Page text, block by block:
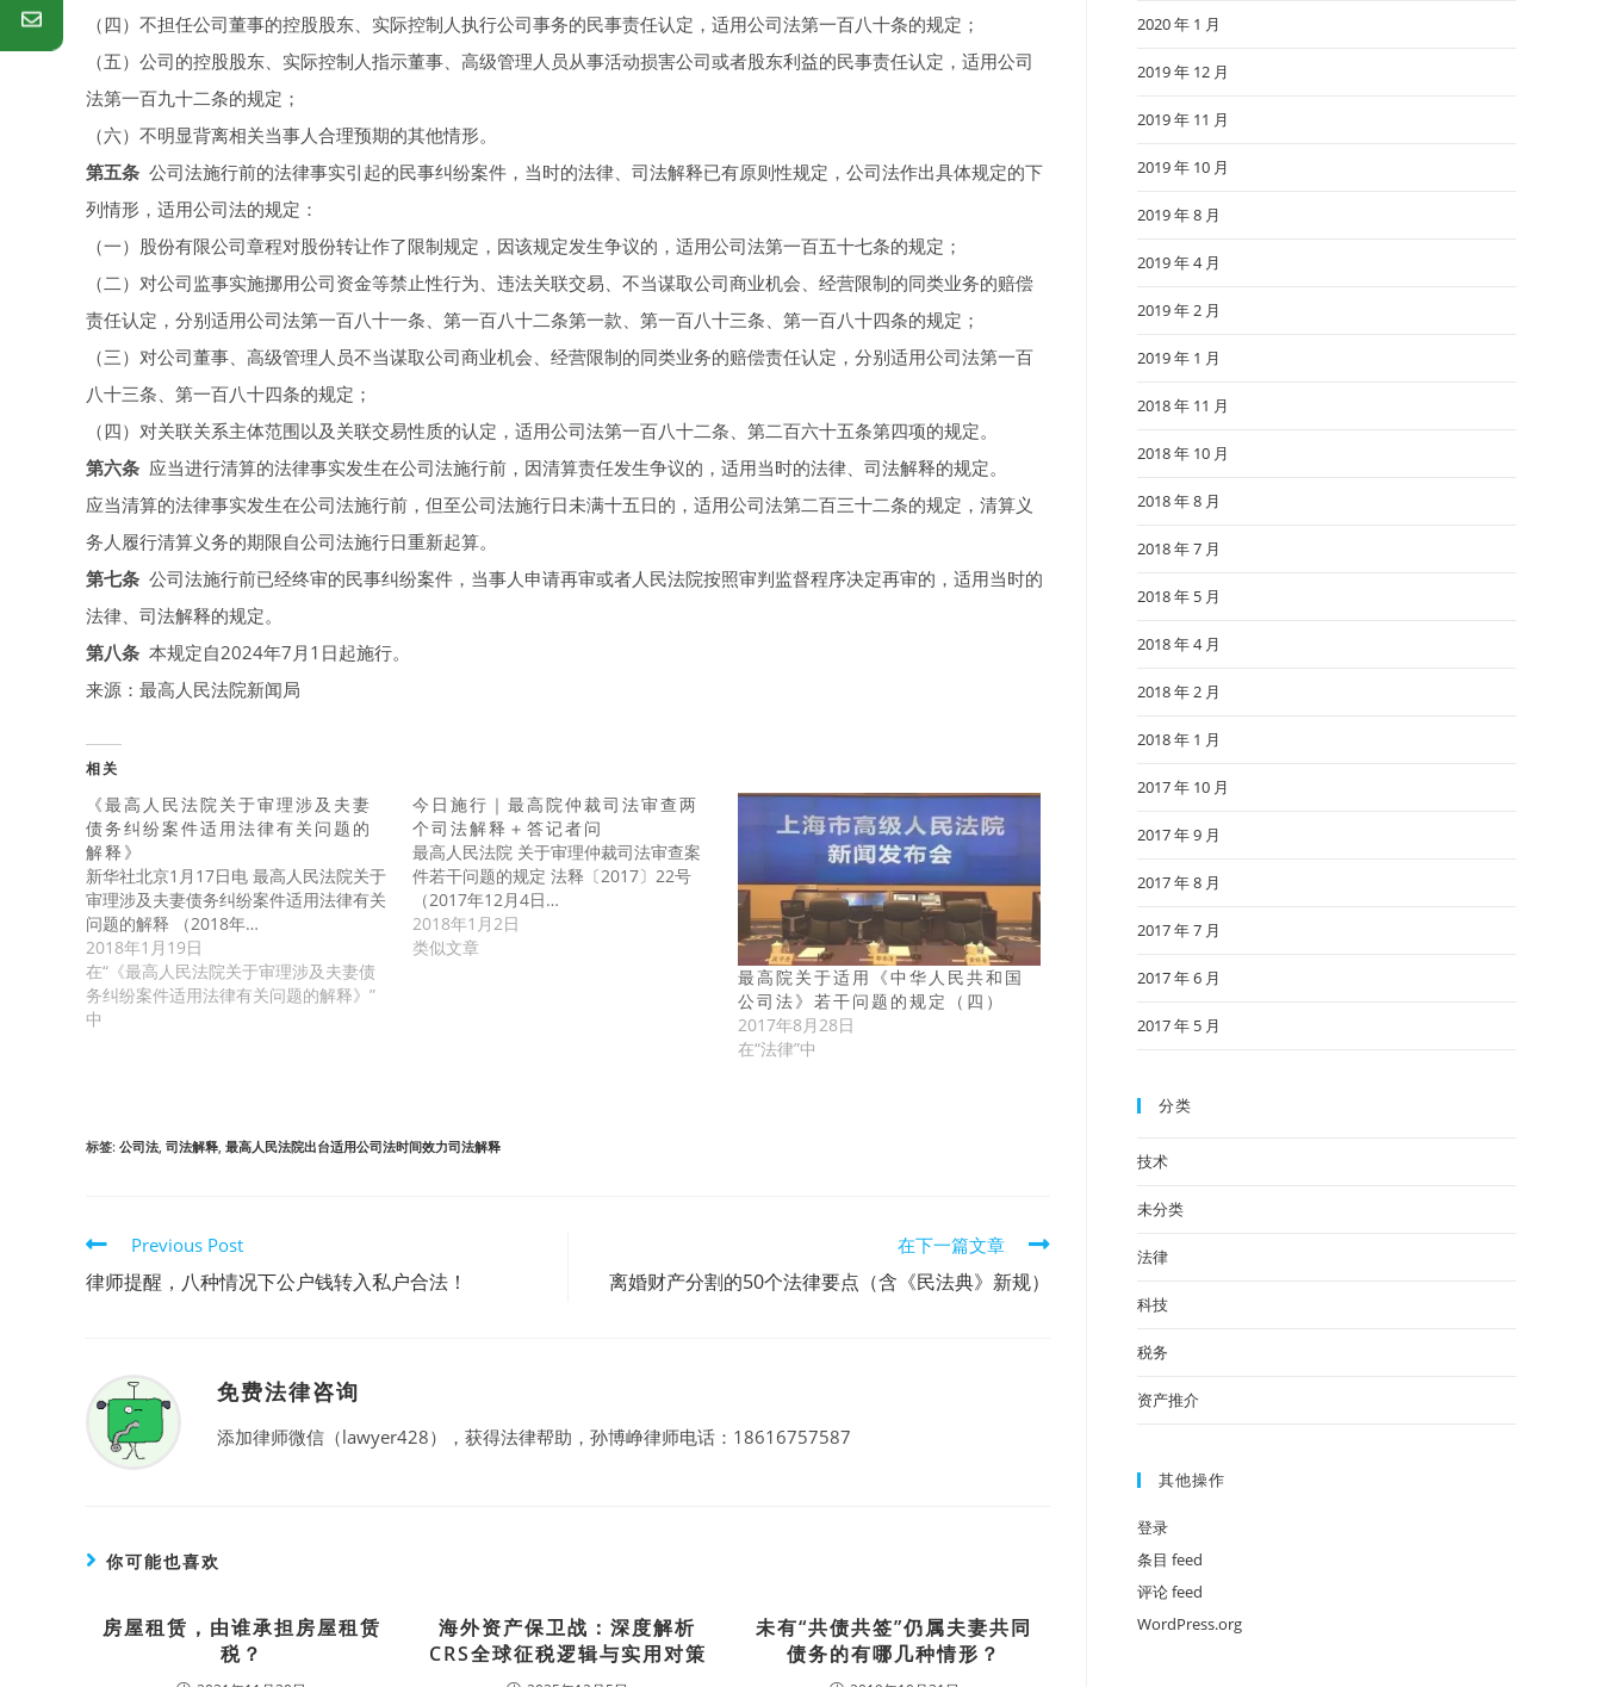
（四）不担任公司董事的控股股东、实际控制人执行公司事务的民事责任认定，适用公司法第一百八十条的规定；
（五）公司的控股股东、实际控制人指示董事、高级管理人员从事活动损害公司或者股东利益的民事责任认定，适用公司
法第一百九十二条的规定；
（六）不明显背离相关当事人合理预期的其他情形。
第五条 公司法施行前的法律事实引起的民事纠纷案件，当时的法律、司法解释已有原则性规定，公司法作出具体规定的下
列情形，适用公司法的规定：
（一）股份有限公司章程对股份转让作了限制规定，因该规定发生争议的，适用公司法第一百五十七条的规定；
（二）对公司监事实施挪用公司资金等禁止性行为、违法关联交易、不当谋取公司商业机会、经营限制的同类业务的赔偿
责任认定，分别适用公司法第一百八十一条、第一百八十二条第一款、第一百八十三条、第一百八十四条的规定；
（三）对公司董事、高级管理人员不当谋取公司商业机会、经营限制的同类业务的赔偿责任认定，分别适用公司法第一百
八十三条、第一百八十四条的规定；
（四）对关联关系主体范围以及关联交易性质的认定，适用公司法第一百八十二条、第二百六十五条第四项的规定。
第六条 应当进行清算的法律事实发生在公司法施行前，因清算责任发生争议的，适用当时的法律、司法解释的规定。
应当清算的法律事实发生在公司法施行前，但至公司法施行日未满十五日的，适用公司法第二百三十二条的规定，清算义
务人履行清算义务的期限自公司法施行日重新起算。
第七条 公司法施行前已经终审的民事纠纷案件，当事人申请再审或者人民法院按照审判监督程序决定再审的，适用当时的
法律、司法解释的规定。
第八条 本规定自2024年7月1日起施行。
来源：最高人民法院新闻局
相关
《最高人民法院关于审理涉及夫妻
债务纠纷案件适用法律有关问题的
解释》
新华社北京1月17日电 最高人民法院关于
审理涉及夫妻债务纠纷案件适用法律有关
问题的解释 （2018年…
2018年1月19日
在“《最高人民法院关于审理涉及夫妻债
务纠纷案件适用法律有关问题的解释》”
中
今日施行｜最高院仲裁司法审查两
个司法解释＋答记者问
最高人民法院 关于审理仲裁司法审查案
件若干问题的规定 法释〔2017〕22号
（2017年12月4日…
2018年1月2日
类似文章
最高院关于适用《中华人民共和国
公司法》若干问题的规定（四）
2017年8月28日
在“法律”中
标签: 公司法 司法解释 最高人民法院出台适用公司法时间效力司法解释
Read
articles
Previous Post
律师提醒，八种情况下公户钱转入私户合法！
在下一篇文章
离婚财产分割的50个法律要点（含《民法典》新规）
免费法律咨询
添加律师微信（lawyer428），获得法律帮助，孙博峥律师电话：18616757587
你可能也喜欢
房屋租赁，由谁承担房屋租赁
税？
海外资产保卫战：深度解析
CRS全球征税逻辑与实用对策
未有“共债共签”仍属夫妻共同
债务的有哪几种情形？
2020 年 1 月
2019 年 12 月
2019 年 11 月
2019 年 10 月
2019 年 8 月
2019 年 4 月
2019 年 2 月
2019 年 1 月
2018 年 11 月
2018 年 10 月
2018 年 8 月
2018 年 7 月
2018 年 5 月
2018 年 4 月
2018 年 2 月
2018 年 1 月
2017 年 10 月
2017 年 9 月
2017 年 8 月
2017 年 7 月
2017 年 6 月
2017 年 5 月
分类
技术
未分类
法律
科技
税务
资产推介
其他操作
登录
条目 feed
评论 feed
WordPress.org